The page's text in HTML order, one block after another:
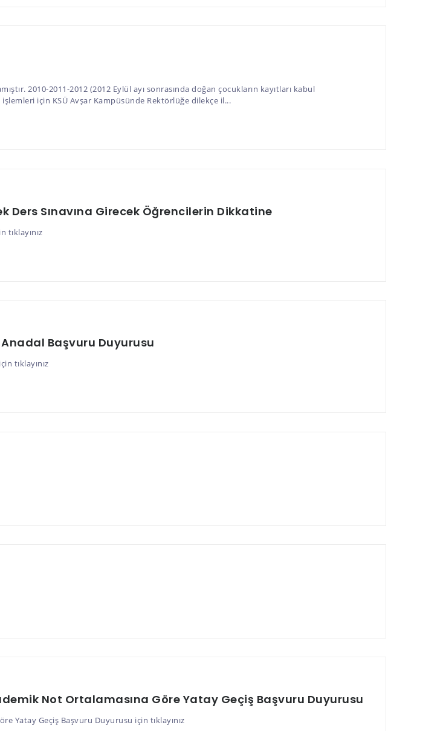
2010-2011-2012 (2012 Eylül ayı sonrasında doğan çocukların kayıtları kabul
için KSÜ Avşar Kampüsünde Rektörlüğe dilekçe il...
Ders Sınavına Girecek Öğrencilerin Dikkatine
tıklayınız
Anadal Başvuru Duyurusu
tıklayınız
Not Ortalamasına Göre Yatay Geçiş Başvuru Duyurusu
Yatay Geçiş Başvuru Duyurusu için tıklayınız